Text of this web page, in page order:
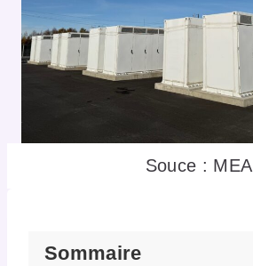
Souce : MEA
Sommaire